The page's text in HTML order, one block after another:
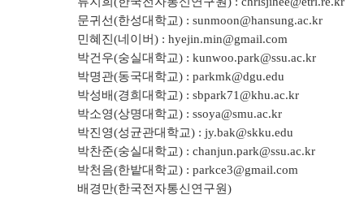
문귀선(한성대학교) : sunmoon@hansung.ac.kr
민혜진(네이버) : hyejin.min@gmail.com
박건우(숭실대학교) : kunwoo.park@ssu.ac.kr
박명관(동국대학교) : parkmk@dgu.edu
박성배(경희대학교) : sbpark71@khu.ac.kr
박소영(상명대학교) : ssoya@smu.ac.kr
박진영(성균관대학교) : jy.bak@skku.edu
박찬준(숭실대학교) : chanjun.park@ssu.ac.kr
박천음(한밭대학교) : parkce3@gmail.com
배경만(한국전자통신연구원)